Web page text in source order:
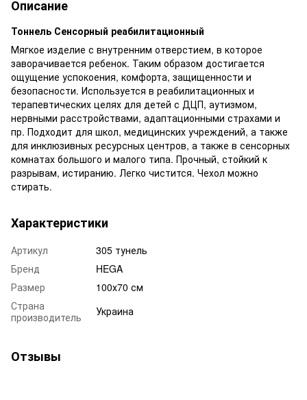
Описание
Тоннель Сенсорный реабилитационный
Мягкое изделие с внутренним отверстием, в которое
заворачивается ребенок. Таким образом достигается
ощущение успокоения, комфорта, защищенности и
безопасности. Используется в реабилитационных и
терапевтических целях для детей с ДЦП, аутизмом,
нервными расстройствами, адаптационными страхами и
пр. Подходит для школ, медицинских учреждений, а также
для инклюзивных ресурсных центров, а также в сенсорных
комнатах большого и малого типа. Прочный, стойкий к
разрывам, истиранию. Легко чистится. Чехол можно
стирать.
Характеристики
Артикул
305 тунель
Бренд
HEGA
Размер
100х70 см
Страна
производитель
Украина
Отзывы